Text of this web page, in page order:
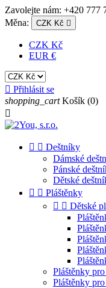
Zavolejte nám: +420 777
Měna:
CZK Kč 
CZK Kč
EUR €
 Přihlásit se
shopping_cart Košík (0)

  Deštníky
Dámské
Pánské
Dětské
  Pláštěnky
  Dětské
Pláštěnky
Pláštěnky